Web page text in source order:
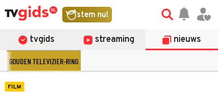
stem nu!
tvgids streaming nieuws
GOUDEN TELEVIZIER-RING
FILM